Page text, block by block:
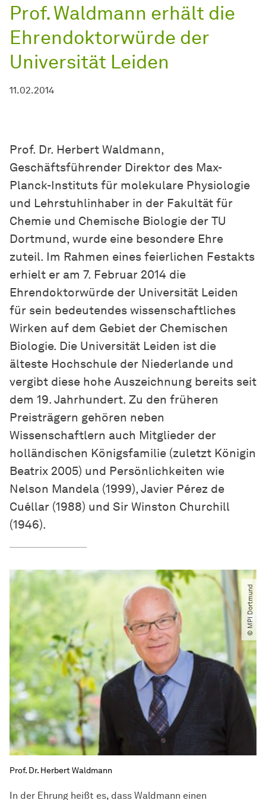
Prof. Waldmann erhält die
Ehrendoktorwürde der
Universität Leiden
11.02.2014
Prof. Dr. Herbert Waldmann,
Geschäftsführender Direktor des Max-
Planck-Instituts für molekulare Physiologie
und Lehrstuhlinhaber in der Fakultät für
Chemie und Chemische Biologie der TU
Dortmund, wurde eine besondere Ehre
zuteil. Im Rahmen eines feierlichen Festakts
erhielt er am 7. Februar 2014 die
Ehrendoktorwürde der Universität Leiden
für sein bedeutendes wissenschaftliches
Wirken auf dem Gebiet der Chemischen
Biologie. Die Universität Leiden ist die
älteste Hochschule der Niederlande und
vergibt diese hohe Auszeichnung bereits seit
dem 19. Jahrhundert. Zu den früheren
Preisträgern gehören neben
Wissenschaftlern auch Mitglieder der
holländischen Königsfamilie (zuletzt Königin
Beatrix 2005) und Persönlichkeiten wie
Nelson Mandela (1999), Javier Pérez de
Cuéllar (1988) und Sir Winston Churchill
(1946).
© MPI Dortmund
Prof. Dr. Herbert Waldmann
In der Ehrung heißt es, dass Waldmann einen